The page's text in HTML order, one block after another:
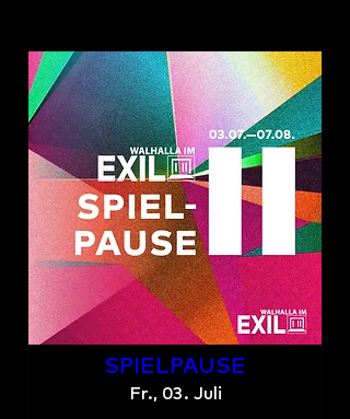
SPIELPAUSE
Fr., 03. Juli